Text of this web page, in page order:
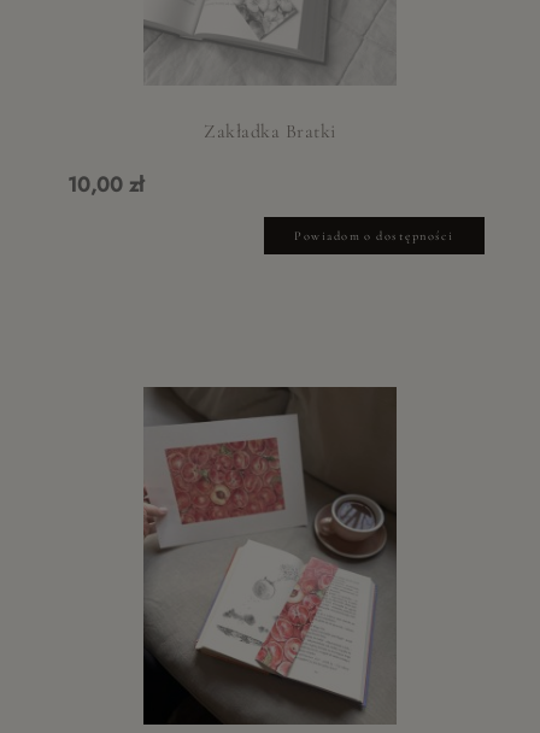
Zakładka Bratki
10,00 zł
Powiadom o dostępności